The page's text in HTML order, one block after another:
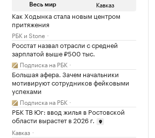
Весь мир Кавказ
Как Ходынка стала новым центром
притяжения
РБК и Stone
Росстат назвал отрасли с средней
зарплатой выше ₽500 тыс.
Подписка на РБК
Большая афера. Зачем начальники
мотивируют сотрудников фейковыми
успехами
Подписка на РБК
РБК ТВ Юг: ввод жилья в Ростовской
области вырастет в 2026 г.
Кавказ